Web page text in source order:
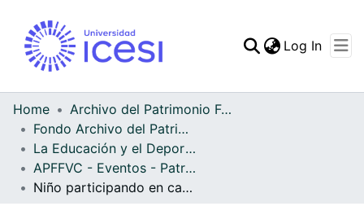
Log In
Home
Archivo del Patrimonio Fotográfico y Fílmico del Valle del Cauca
Fondo Archivo del Patrimonio Fotográfico y Fílmico del Valle del Cauca
La Educación y el Deporte
APFFVC - Eventos - Patrimonial
Niño participando en carrera de triciclos realizada en el parque de Bolivar